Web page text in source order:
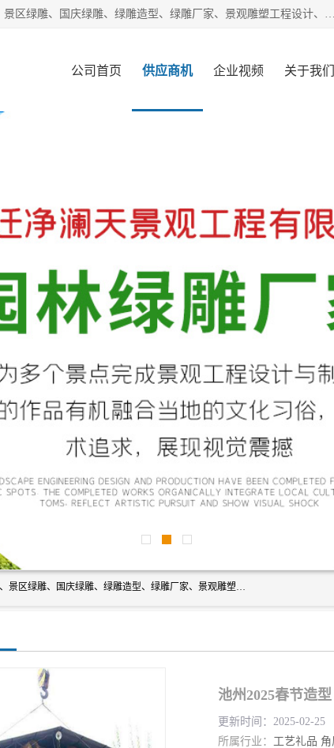
宿迁净澜天景观工程有限公司经营范围包括草雕、植物雕塑、景区绿雕、国庆绿雕、绿雕造型、绿雕厂家、景观雕塑工程设计、施工;绿化工程设计、施工、养护;绿化苗木、盆景种植、销售;是一家大型立体花坛草雕绿雕、五色草造型绿雕，仿真植物绿雕、稻草人工艺品、不锈钢雕塑等策划制作厂家，提供绿雕设计，制作,加工，及安装一站式服务。
公司首页 供应商机 企业视频 关于我们
宿迁净澜天景观工程有限公司经营范围包括草雕、植物雕塑、景区绿雕、国庆绿雕、绿雕造型、绿雕厂家、景观雕塑工程设计、施工;绿化工程设计、施工、养护;绿化苗木、盆景种植、销售;是一家大型立体花坛草雕绿雕、五色草造型绿雕，仿真植物绿雕、稻草人工艺品、不锈钢雕塑等策划制作厂家，提供绿雕设计，制作,加工，及安装一站式服务。
池州2025春节造
更新时间：2025-02-25
所属行业： 工艺礼品